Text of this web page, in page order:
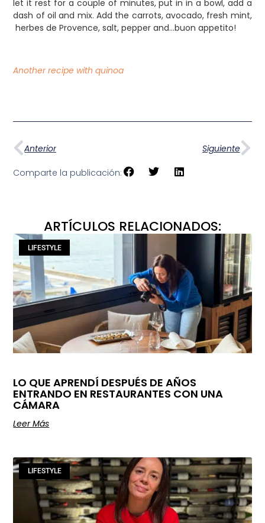
let it rest for a couple of minutes, put in in a bowl, add a
dash of oil and mix. Add the carrots, avocado, fresh mint,
herbes de Provence, salt, pepper and…buon appetito!
Another recipe with quinoa
Anterior Siguiente
Comparte la publicación:
ARTÍCULOS RELACIONADOS:
LIFESTYLE
LO QUE APRENDÍ DESPUÉS DE AÑOS
ENTRANDO EN RESTAURANTES CON UNA
CÁMARA
Leer Más
LIFESTYLE